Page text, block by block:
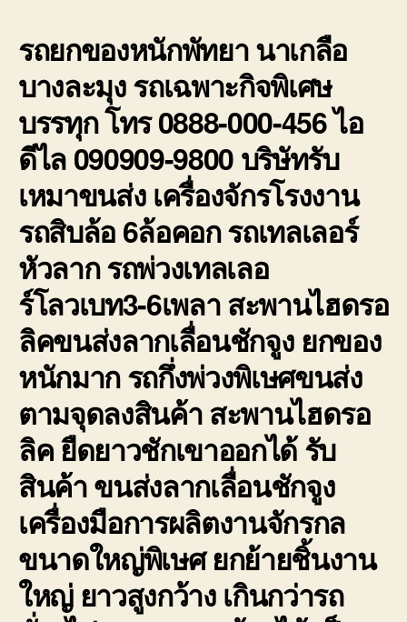
รถยกของหนักพัทยา นาเกลือ
บางละมุง รถเฉพาะกิจพิเศษ
บรรทุก โทร 0888-000-456 ไอ
ดีไล 090909-9800 บริษัทรับ
เหมาขนส่ง เครื่องจักรโรงงาน
รถสิบล้อ 6ล้อคอก รถเทลเลอร์
หัวลาก รถพ่วงเทลเลอ
ร์โลวเบท3-6เพลา สะพานไฮดรอ
ลิคขนส่งลากเลื่อนชักจูง ยกของ
หนักมาก รถกึ่งพ่วงพิเษศขนส่ง
ตามจุดลงสินค้า สะพานไฮดรอ
ลิค ยืดยาวชักเขาออกได้ รับ
สินค้า ขนส่งลากเลื่อนชักจูง
เครื่องมือการผลิตงานจักรกล
ขนาดใหญ่พิเษศ ยกย้ายชิ้นงาน
ใหญ่ ยาวสูงกว้าง เกินกว่ารถ